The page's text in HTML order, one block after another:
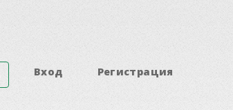
Вход Регистрация